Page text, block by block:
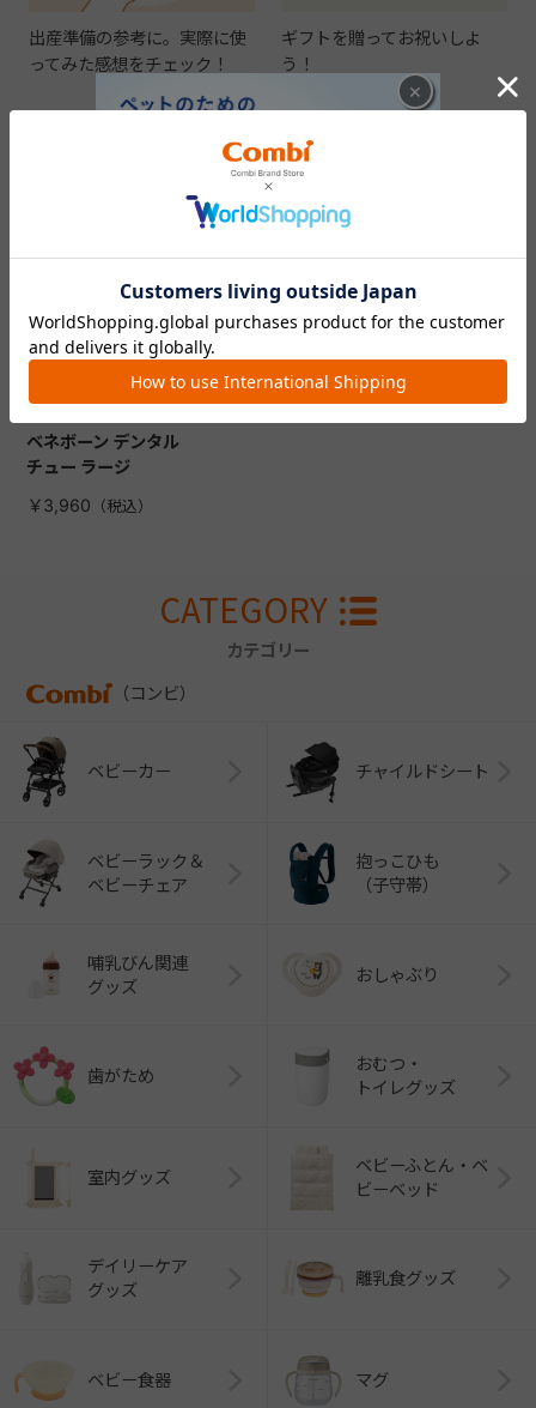
出産準備の参考に。実際に使
ってみた感想をチェック！
ギフトを贈ってお祝いしよ
う！
CHECKED ITEM
最近見た商品
ベネボーン デンタル
チュー ラージ
￥3,960
CATEGORY
カテゴリー
（コンビ）
ベビーカー チャイルドシート
ベビーラック＆
ベビーチェア
抱っこひも
（子守帯）
哺乳びん関連
グッズ
おしゃぶり
歯がため
おむつ・
トイレグッズ
室内グッズ
ベビーふとん・ベ
ビーベッド
デイリーケア
グッズ
離乳食グッズ
ベビー食器 マグ
×